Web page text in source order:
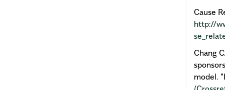
Cause
http://
Chang
model.